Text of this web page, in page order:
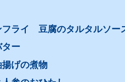
フライ 豆腐のタルタルソー
ター
げの煮物